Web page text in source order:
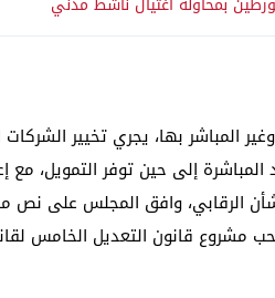
المباشر بها، يجري تخيير
إلى حين توفر التمويل،
وافق المجلس على نص